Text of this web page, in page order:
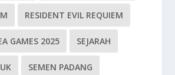
RESIDENT EVIL REQUIEM
GAMES 2025 SEJARAH
SEMEN PADANG